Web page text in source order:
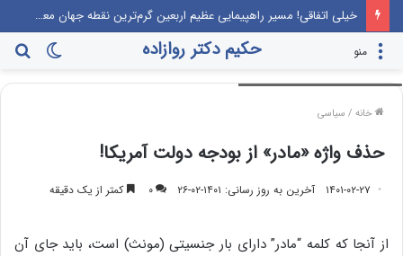
خیلی اتفاقی! مسیر راهپیمایی عظیم اربعین گرم‌ترین نقطه جهان معرفی می‌شود!
تغییر
پوسته
حکیم دکتر روازاده منو
خانه / سیاسی
حذف واژه «مادر» از بودجه دولت آمریکا!
۱۴۰۱-۰۲-۲۷ آخرین به روز رسانی: ۱۴۰۱-۰۲-۲۶ ۰ کمتر از یک دقیقه
از آنجا که کلمه “مادر” دارای بار جنسیتی (مونث) است، باید جای آن